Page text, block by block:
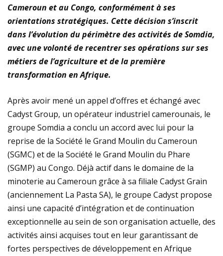
Cameroun et au Congo, conformément à ses
orientations stratégiques. Cette décision s’inscrit
dans l’évolution du périmètre des activités de Somdia,
avec une volonté de recentrer ses opérations sur ses
métiers de l’agriculture et de la première
transformation en Afrique.
Après avoir mené un appel d’offres et échangé avec
Cadyst Group, un opérateur industriel camerounais, le
groupe Somdia a conclu un accord avec lui pour la
reprise de la Société le Grand Moulin du Cameroun
(SGMC) et de la Société le Grand Moulin du Phare
(SGMP) au Congo. Déjà actif dans le domaine de la
minoterie au Cameroun grâce à sa filiale Cadyst Grain
(anciennement La Pasta SA), le groupe Cadyst propose
ainsi une capacité d’intégration et de continuation
exceptionnelle au sein de son organisation actuelle, des
activités ainsi acquises tout en leur garantissant de
fortes perspectives de développement en Afrique